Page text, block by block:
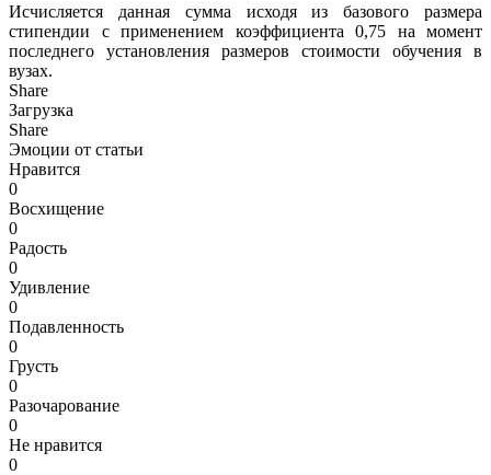
Исчисляется данная сумма исходя из базового размера
стипендии с применением коэффициента 0,75 на момент
последнего установления размеров стоимости обучения в
вузах.
Share
Загрузка
Share
Эмоции от статьи
Нравится
0
Восхищение
0
Радость
0
Удивление
0
Подавленность
0
Грусть
0
Разочарование
0
Не нравится
0